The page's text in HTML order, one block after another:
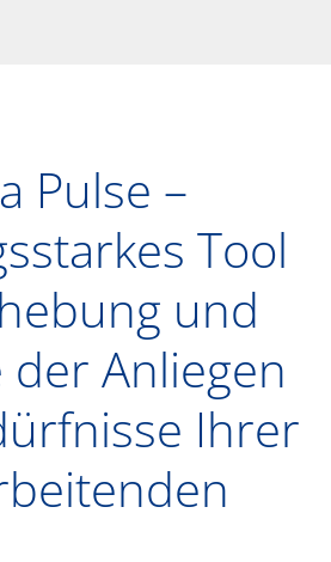
Pulse –
Tool
und
der Anliegen
Ihrer